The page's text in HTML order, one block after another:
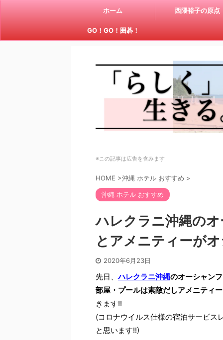
ホーム 西隈裕子の原点
GO！GO！囲碁！
※この記事は広告を含みます
HOME >沖縄 ホテル おすすめ >
沖縄 ホテル おすすめ
ハレクラニ沖縄の
とアメニティーが
2020年6月23日
先日、ハレクラニ沖縄のオーシャン
部屋・プールは素敵だしアメニティー
きます!!
(コロナウイルス仕様の宿泊サービス
と思います!!)